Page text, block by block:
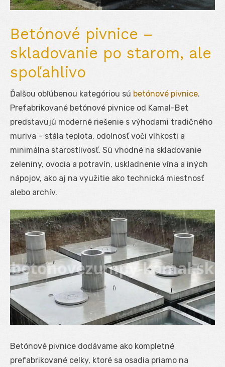
Betónové pivnice –
skladovanie po starom, ale
spoľahlivo
Ďalšou obľúbenou kategóriou sú betónové pivnice.
Prefabrikované betónové pivnice od Kamal-Bet
predstavujú moderné riešenie s výhodami tradičného
muriva – stála teplota, odolnosť voči vlhkosti a
minimálna starostlivosť. Sú vhodné na skladovanie
zeleniny, ovocia a potravín, uskladnenie vína a iných
nápojov, ako aj na využitie ako technická miestnosť
alebo archív.
Betónové pivnice dodávame ako kompletné
prefabrikované celky, ktoré sa osadia priamo na